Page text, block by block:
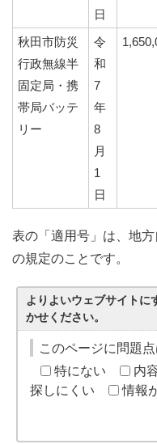
日
秋田市防災
行政無線半
固定局・携
帯局バッテ
リー
令
和
7
年
8
月
1
日
表の「適用号」は、地
の規定のことです。
よりよいウェブサイトに
かせください。
このページに問題
特にない
内
探しにくい
情報